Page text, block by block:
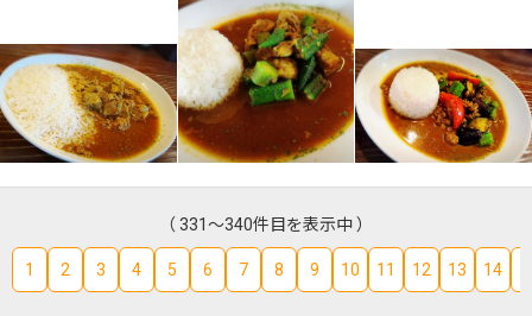
（ 331～340件目を表示中 ）
1 2 3 4 5 6 7 8 9 10 11 12 13 14